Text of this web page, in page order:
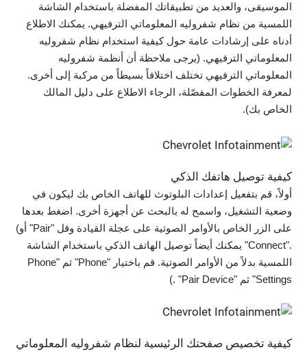
الموسيقى، والعديد من تطبيقاتك المفضلة باستخدام الشاشة
اللمسية من نظام شفروليه المعلوماتي الترفيهي. يمكنك الاطلاع
أدناه على إرشادات عامة حول كيفية استخدام نظام شفروليه
المعلوماتي الترفيهي. (يرجى ملاحظة أن أنظمة شفروليه
المعلوماتي الترفيهي تختلف اختلافاً بسيطاً من مركبة إلى أخرى.
لمعرفة الخطوات المفصّلة، الرجاء الاطلاع على دليل المالك
الخاص بك).
كيفية توصيل هاتفك الذكي
أولاً، قم بتفعيل إعدادات البلوتوث للهاتف الخاص بك ليكون في
وضعية التشغيل، واسمح له بالبحث عن أجهزة أخرى. اضغط بعدها
على الزر الخاص بالأوامر الصوتية على عجلة القيادة وقل "Pair" أو)
."Connect" يمكنك أيضاً توصيل الهاتف الذكي باستخدام الشاشة
اللمسية بدلاً من الأوامر الصوتية. قم باختيار "Phone" ثم "Phone
Settings" ثم "Pair Device" .)
كيفية تخصيص صفحتك الرئيسية لنظام شفروليه المعلوماتي